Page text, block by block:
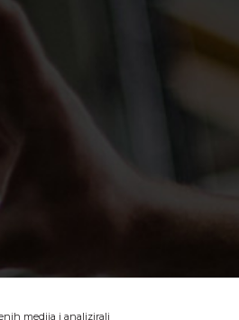
medija i analizirali